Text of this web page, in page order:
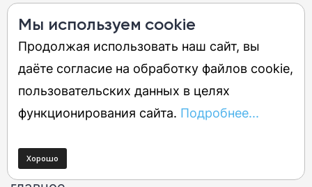
Появилась и пара новых программных
фишек. Самая заметная — ИИ-
ассистент, который вылезает прямо в
видоискателе во время съемки. Он
предлагает четыре цветовых пресета и
скадрировать снимок, чтобы выделить
Мы используем cookie
Продолжая использовать наш сайт, вы
даёте согласие на обработку файлов cookie,
пользовательских данных в целях
функционирования сайта. Подробнее...